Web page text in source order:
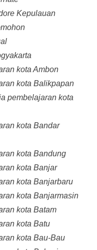
Kepulauan
kota Ambon
kota Balikpapan
pembelajaran kota
kota Bandar
kota Bandung
kota Banjar
kota Banjarbaru
kota Banjarmasin
kota Batam
kota Batu
kota Bau-Bau